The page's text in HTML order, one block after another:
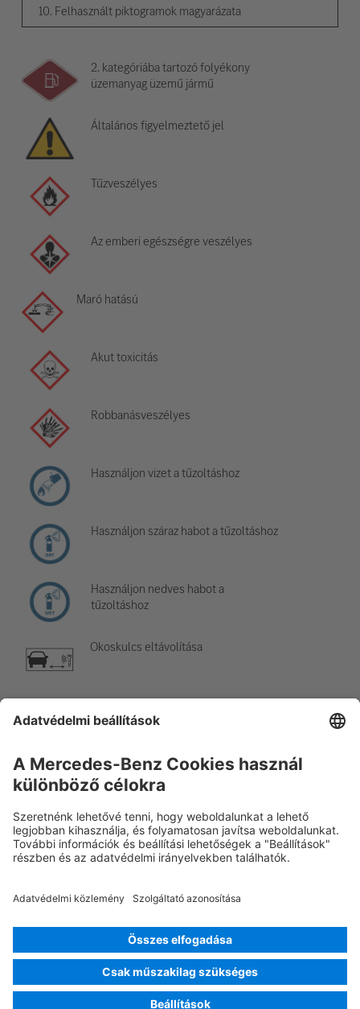
10. Felhasznált piktogramok magyarázata
2. kategóriába tartozó folyékony
üzemanyag üzemű jármű
Általános figyelmeztető jel
Tűzveszélyes
Az emberi egészségre veszélyes
Maró hatású
Akut toxicitás
Robbanásveszélyes
Használjon vizet a tűzoltáshoz
Használjon száraz habot a tűzoltáshoz
Használjon nedves habot a
tűzoltáshoz
Okoskulcs eltávolítása
Figyelem, alacsony hőmérséklet
Rescue Card Van Verzió 07/2026 01.3 ID-Nr.: 448.813
© 2026Mercedes-Benz AG
Szolgáltatói azonosító
Sütibeállítások
Adatvédelem
Jogi útmutató